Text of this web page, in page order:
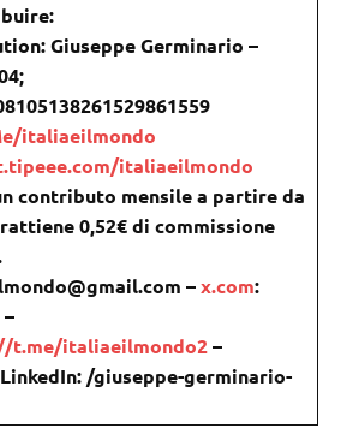
Giuseppe Germinario –
italiaeilmondo
italiaeilmondo
contributo mensile a partire da
0,52€ di commissione
–x.com:
t.me/italiaeilmondo2–
/giuseppe-germinario-